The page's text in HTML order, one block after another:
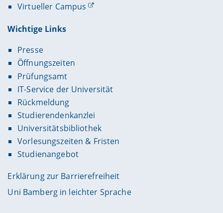
Virtueller Campus
Wichtige Links
Presse
Öffnungszeiten
Prüfungsamt
IT-Service der Universität
Rückmeldung
Studierendenkanzlei
Universitätsbibliothek
Vorlesungszeiten & Fristen
Studienangebot
Erklärung zur Barrierefreiheit
Uni Bamberg in leichter Sprache